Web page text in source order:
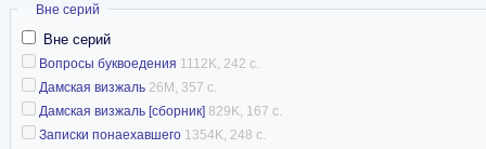
Скрыть
Вне серий
Вне серий
Вопросы буквоедения 1112K, 242 с.
Дамская визжаль 26M, 357 с.
Дамская визжаль [сборник] 829K, 167 с.
Записки понаехавшего 1354K, 248 с.